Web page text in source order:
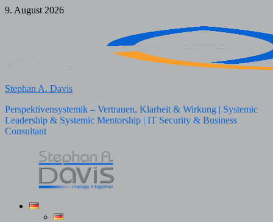
Zum
9. August 2026
Stephan A. Davis
Perspektivensystemik – Vertrauen, Klarheit & Wirkung | Systemic
Leadership & Systemic Mentorship | IT Security & Business
Consultant